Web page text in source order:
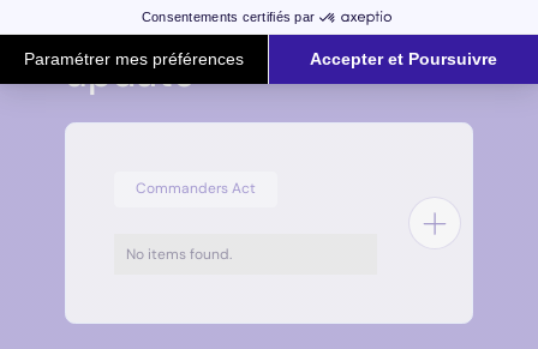
Latest product
update
Commanders Act
No items found.